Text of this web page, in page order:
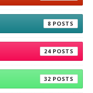
8
24
32